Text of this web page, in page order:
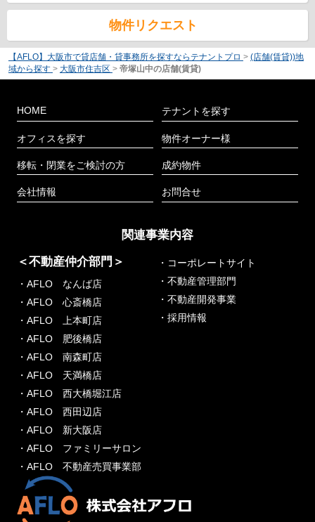
物件リクエスト
【AFLO】大阪市で貸店舗・貸事務所を探すならテナントプロ > (店舗(賃貸))地
域から探す > 大阪市住吉区 > 帝塚山中の店舗(賃貸)
HOME
オフィスを探す
移転・閉業をご検討の方
会社情報
テナントを探す
物件オーナー様
成約物件
お問合せ
関連事業内容
＜不動産仲介部門＞
・AFLO なんば店
・AFLO 心斎橋店
・AFLO 上本町店
・AFLO 肥後橋店
・AFLO 南森町店
・AFLO 天満橋店
・AFLO 西大橋堀江店
・AFLO 西田辺店
・AFLO 新大阪店
・AFLO ファミリーサロン
・AFLO 不動産売買事業部
・コーポレートサイト
・不動産管理部門
・不動産開発事業
・採用情報